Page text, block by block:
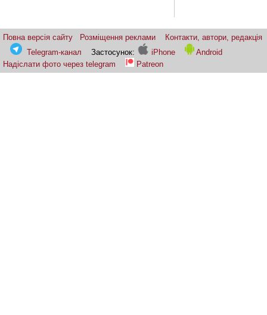
Повна версія сайту Розміщення реклами
Контакти, автори, редакція
Telegram-канал
Застосунок: iPhone
Android
Надіслати фото через telegram
Patreon